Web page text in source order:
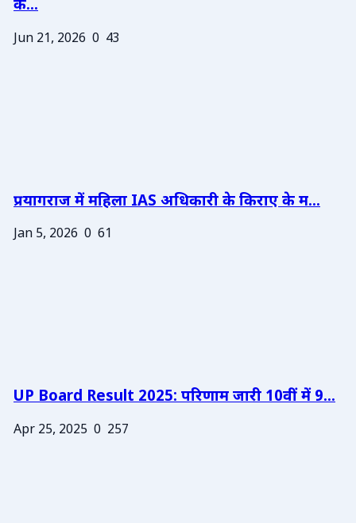
के...
Jun 21, 2026 0 43
प्रयागराज में महिला IAS अधिकारी के किराए के म...
Jan 5, 2026 0 61
UP Board Result 2025: परिणाम जारी 10वीं में 9...
Apr 25, 2025 0 257